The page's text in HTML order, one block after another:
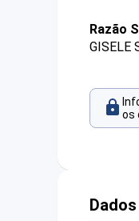
Razão
GISELE
os